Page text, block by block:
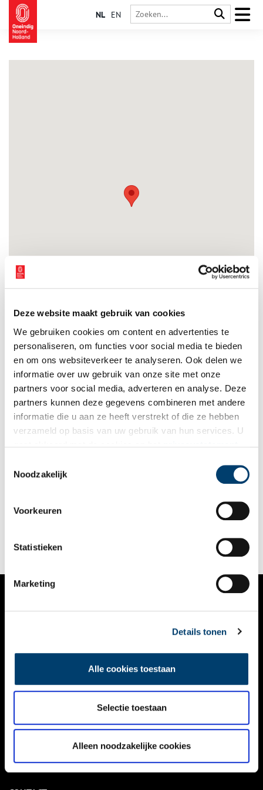
Deze website maakt gebruik van cookies
We gebruiken cookies om content en advertenties te
personaliseren, om functies voor social media te bieden
en om ons websiteverkeer te analyseren. Ook delen we
informatie over uw gebruik van onze site met onze
partners voor social media, adverteren en analyse. Deze
partners kunnen deze gegevens combineren met andere
informatie die u aan ze heeft verstrekt of die ze hebben
verzameld op basis van uw gebruik van hun services. U
Noodzakelijk
Voorkeuren
Statistieken
Marketing
Details tonen
Alle cookies toestaan
Selectie toestaan
Alleen noodzakelijke cookies
NL EN
Avenhorn
Het hoge en steile puntdak piekt als een rietgedekte
Matterhorn boven de leilinden uit. Erf en tuin zijn evenwichtig
woonfunctie van de stolp anno 1820 die deze sinds 1994
2 min
VERHALEN
KALENDER
THEMA’S
VIDEO’S